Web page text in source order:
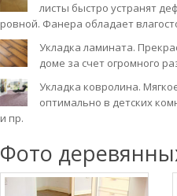
листы быстро устранят
ровной. Фанера обладает
Укладка ламината.
доме за счет огромного
Укладка ковролина.
оптимально в детских
и пр.
Фото